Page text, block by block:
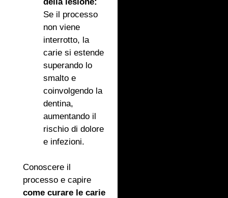
Se il processo
non viene
interrotto, la
carie si estende
superando lo
smalto e
coinvolgendo la
dentina,
aumentando il
rischio di dolore
e infezioni.
Conoscere il
processo e capire
come curare le carie